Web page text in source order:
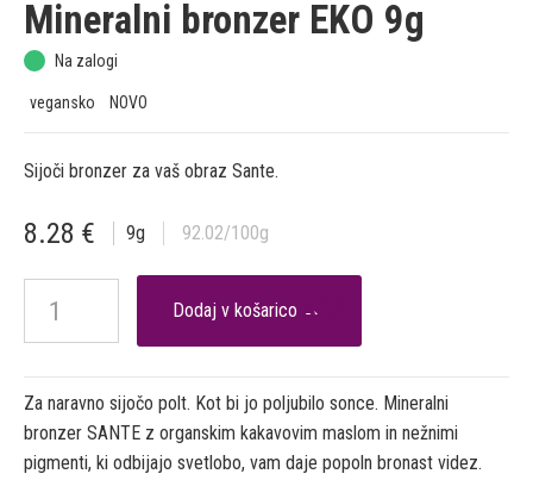
Mineralni bronzer EKO 9g
Na zalogi
vegansko NOVO
Sijoči bronzer za vaš obraz Sante.
8.28 € 9g 92.02/100g

Za naravno sijočo polt. Kot bi jo poljubilo sonce. Mineralni
bronzer SANTE z organskim kakavovim maslom in nežnimi
pigmenti, ki odbijajo svetlobo, vam daje popoln bronast videz.